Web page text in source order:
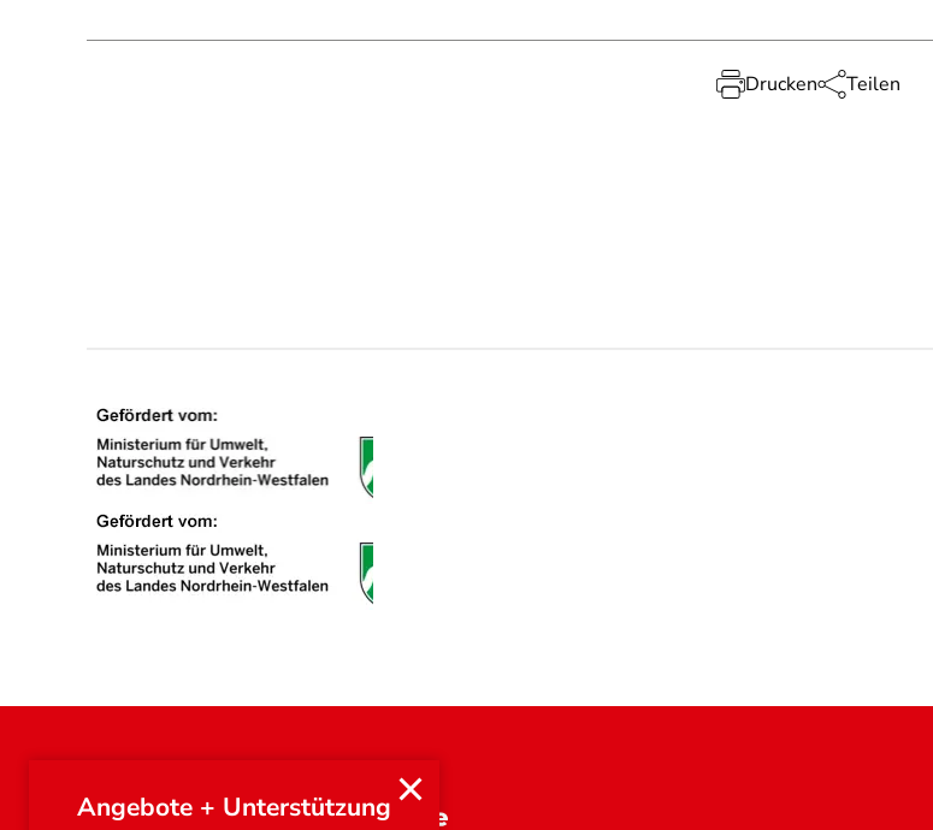
Angebote + Unterstützung
Drucken Teilen